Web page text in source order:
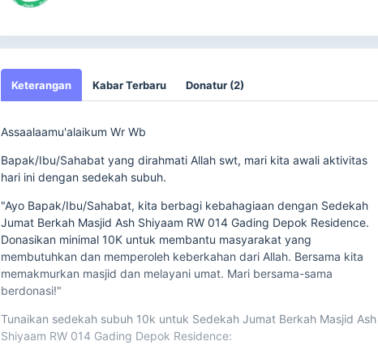
Keterangan Kabar Terbaru Donatur (2)
Assaalaamu'alaikum Wr Wb
Bapak/Ibu/Sahabat yang dirahmati Allah swt, mari kita awali aktivitas
hari ini dengan sedekah subuh.
"Ayo Bapak/Ibu/Sahabat, kita berbagi kebahagiaan dengan Sedekah
Jumat Berkah Masjid Ash Shiyaam RW 014 Gading Depok Residence.
Donasikan minimal 10K untuk membantu masyarakat yang
membutuhkan dan memperoleh keberkahan dari Allah. Bersama kita
memakmurkan masjid dan melayani umat. Mari bersama-sama
berdonasi!"
Tunaikan sedekah subuh 10k untuk Sedekah Jumat Berkah Masjid Ash
Shiyaam RW 014 Gading Depok Residence: